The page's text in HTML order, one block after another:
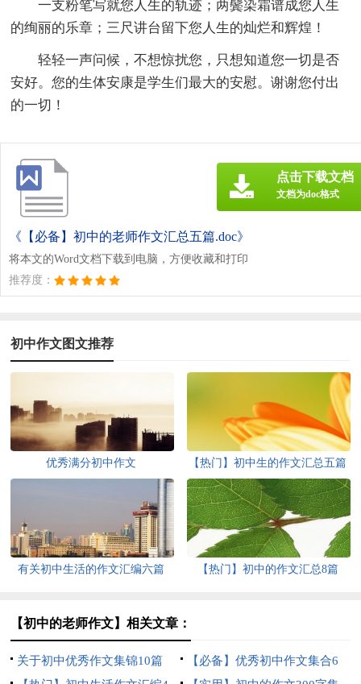
一支粉笔写就您人生的轨迹；两鬓染霜谱成您人生
的绚丽的乐章；三尺讲台留下您人生的灿烂和辉煌！
轻轻一声问候，不想惊扰您，只想知道您一切是否
安好。您的生体安康是学生们最大的安慰。谢谢您付出
的一切！
《【必备】初中的老师作文汇总五篇.doc》
将本文的Word文档下载到电脑，方便收藏和打印
推荐度：
点击下载文档
文档为doc格式
初中作文图文推荐
优秀满分初中作文 【热门】初中生的作文汇总五篇
有关初中生活的作文汇编六篇 【热门】初中的作文汇总8篇
【初中的老师作文】相关文章：
关于初中优秀作文集锦10篇
【必备】优秀初中作文集合6